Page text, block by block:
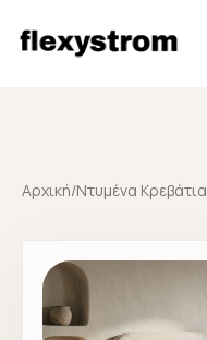
Αρχική/Ντυμένα Κρεβάτια